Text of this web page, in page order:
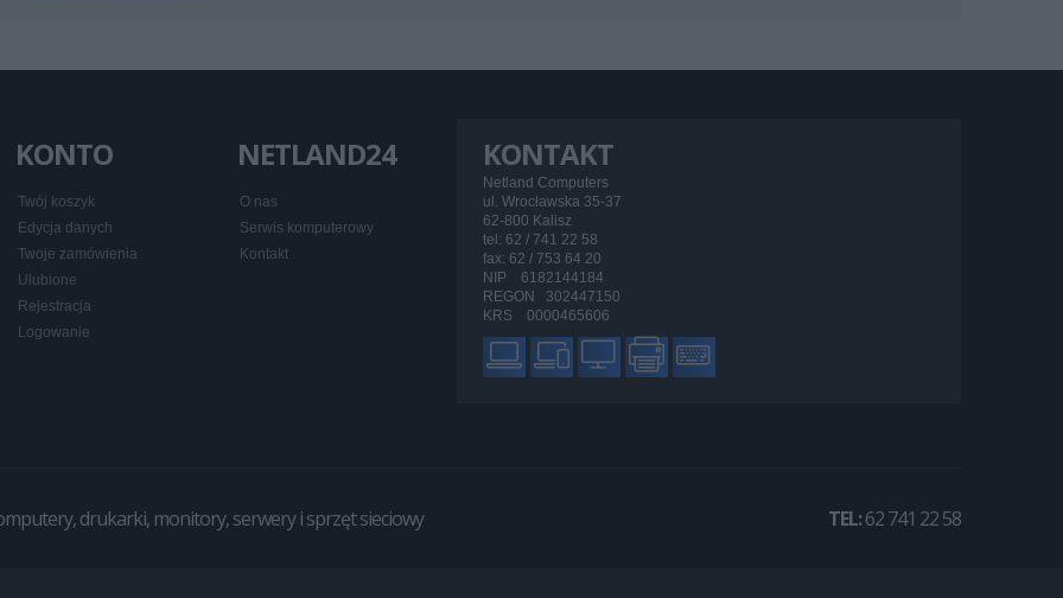
KONTAKT
Netland Computers
ul. Wrocławska 35-37
62-800 Kalisz
tel: 62 / 741 22 58
fax: 62 / 753 64 20
NIP 6182144184
REGON 302447150
KRS 0000465606
KONTO
Twój koszyk
Edycja danych
Twoje zamówienia
Ulubione
Rejestracja
Logowanie
NETLAND24
O nas
Serwis komputerowy
Kontakt
drukarki, monitory, serwery i sprzęt sieciowy TEL:62 741 22 58